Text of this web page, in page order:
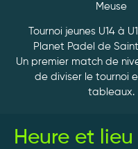
Meuse
Tournoi jeunes U14 à
Planet Padel de
Un premier match de
de diviser le tournoi
tableaux.
Heure et lieu